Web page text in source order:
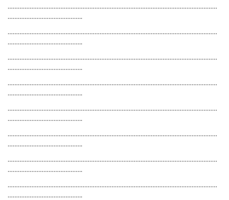
……………………………………………………………………………………………………………
……………………………………..
……………………………………………………………………………………………………………
……………………………………..
……………………………………………………………………………………………………………
……………………………………..
……………………………………………………………………………………………………………
……………………………………..
……………………………………………………………………………………………………………
……………………………………..
……………………………………………………………………………………………………………
……………………………………..
……………………………………………………………………………………………………………
……………………………………..
……………………………………………………………………………………………………………
……………………………………..